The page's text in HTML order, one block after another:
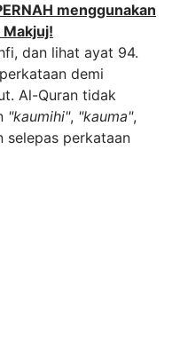
menggunakan
Makjuj!
dan lihat ayat 94.
demi
Al-Quran tidak
"kaumihi", "kauma",
selepas perkataan